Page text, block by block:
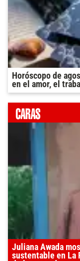
Horóscopo de
en el amor, el
Juliana Awada
sustentable en La